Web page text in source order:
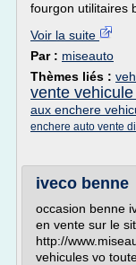
fourgon utilitaires
Voir la suite
Par : miseauto
Thèmes liés :
vente
aux enchere
enchere auto vente
iveco benne
occasion benne
en vente sur le
http://
vehicules vo